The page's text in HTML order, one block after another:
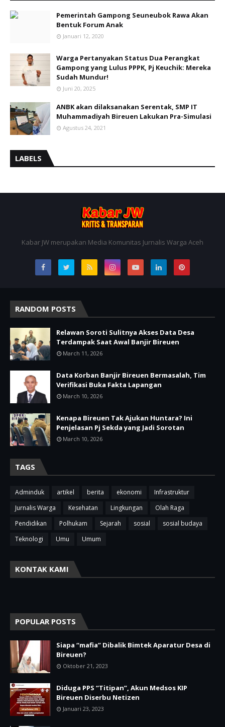
Pemerintah Gampong Seuneubok Rawa Akan
Bentuk Forum Anak
Januari 12, 2020
Warga Pertanyakan Status Dua Perangkat
Gampong yang Lulus PPPK, Pj Keuchik: Mereka
Sudah Mundur!
Juni 20, 2025
ANBK akan dilaksanakan Serentak, SMP IT
Muhammadiyah Bireuen Lakukan Pra-Simulasi
Agustus 24, 2021
LABELS
Kabar JW merupakan Media Komunitas Jurnalis Warga Aceh
RANDOM POSTS
Relawan Soroti Sulitnya Akses Data Desa
Terdampak Saat Awal Banjir Bireuen
March 11, 2026
Data Korban Banjir Bireuen Bermasalah, Tim
Verifikasi Buka Fakta Lapangan
March 10, 2026
Kenapa Bireuen Tak Ajukan Huntara? Ini
Penjelasan Pj Sekda yang Jadi Sorotan
March 10, 2026
TAGS
Adminduk artikel berita ekonomi
Infrastruktur
Jurnalis Warga
Kesehatan Lingkungan
Olah Raga
Pendidikan
Polhukam Sejarah sosial
sosial budaya
Teknologi
Umu Umum
KONTAK KAMI
POPULAR POSTS
Siapa “mafia” Dibalik Bimtek Aparatur Desa di
Bireuen?
Oktober 21, 2023
Diduga PPS “Titipan”, Akun Medsos KIP
Bireuen Diserbu Netizen
Januari 23, 2023